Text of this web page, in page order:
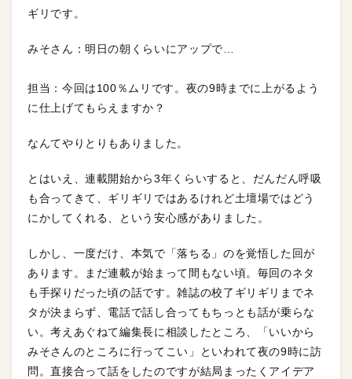
ギリです。
みそさん：明日の朝くらいにアップで…
担当：今回は100％ムリです。夜の9時までに上がるよう
に仕上げてもらえますか？
なんてやりとりもありました。
とはいえ、連載開始から3年くらいすると、だんだん呼吸
も合ってきて、ギリギリではあるけれど土壇場ではどう
にかしてくれる、という安心感がありました。
しかし、一度だけ、本気で「落ちる」のを覚悟した回が
あります。まだ連載が始まって間もない頃。毎回のネタ
も手探りだった頃の話です。雑誌の校了ギリギリまでネ
タが決まらず、電話で話し合ってもちっとも話が乗らな
い。考えあぐねて編集長に相談したところ、「いいから
みそさんのところに行ってこい」といわれて夜の9時に訪
問。直接合って話をしたのですが結局まったくアイデア